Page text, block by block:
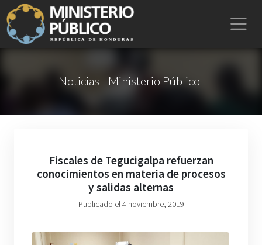
Noticias | Ministerio Público
Fiscales de Tegucigalpa refuerzan
conocimientos en materia de procesos
y salidas alternas
Publicado el 4 noviembre, 2019